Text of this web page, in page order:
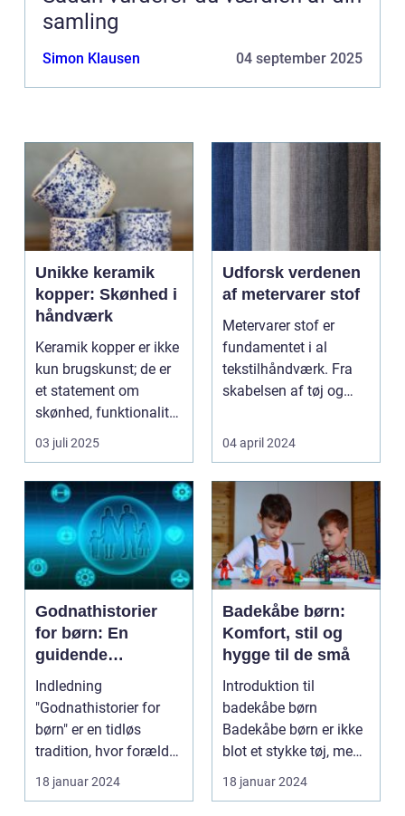
samling
Simon Klausen 04 september 2025
Unikke keramik
kopper: Skønhed i
håndværk
Keramik kopper er ikke
kun brugskunst; de er
et statement om
skønhed, funktionalitet
og perso...
03 juli 2025
Udforsk verdenen
af metervarer stof
Metervarer stof er
fundamentet i al
tekstilhåndværk. Fra
skabelsen af tøj og
04 april 2024
Godnathistorier
for børn: En
guidende
fortælling til
forældre og
interesserede
Indledning
"Godnathistorier for
børn" er en tidløs
tradition, hvor forældre
og bedsteforældre
skabe...
18 januar 2024
Badekåbe børn:
Komfort, stil og
hygge til de små
Introduktion til
badekåbe børn
Badekåbe børn er ikke
blot et stykke tøj, men
en genstand der
symbol...
18 januar 2024